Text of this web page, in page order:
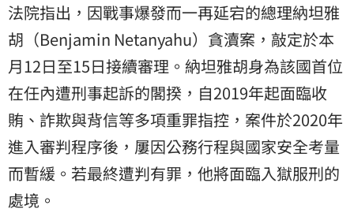
法院指出，因戰事爆發而一再延宕的總理納坦雅
胡（Benjamin Netanyahu）貪瀆案，敲定於本
月12日至15日接續審理。納坦雅胡身為該國首位
在任內遭刑事起訴的閣揆，自2019年起面臨收
賄、詐欺與背信等多項重罪指控，案件於2020年
進入審判程序後，屢因公務行程與國家安全考量
而暫緩。若最終遭判有罪，他將面臨入獄服刑的
處境。